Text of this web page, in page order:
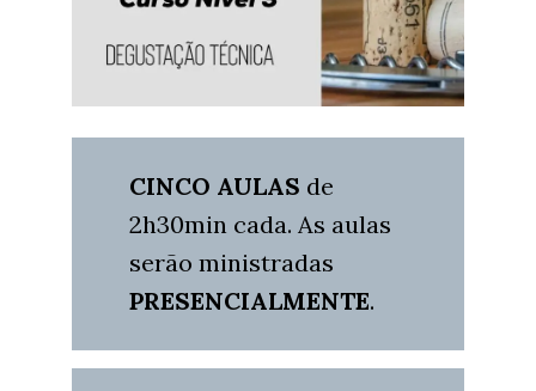
CINCO AULAS de
2h30min cada. As aulas
serão ministradas
PRESENCIALMENTE.